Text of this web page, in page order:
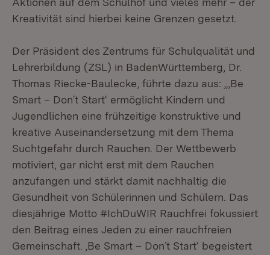
Kreativität sind hierbei keine Grenzen gesetzt.
Der Präsident des Zentrums für Schulqualität und
Lehrerbildung (ZSL) in BadenWürttemberg, Dr.
Thomas Riecke-Baulecke, führte dazu aus: „‚Be
Smart – Don´t Start‘ ermöglicht Kindern und
Jugendlichen eine frühzeitige konstruktive und
kreative Auseinandersetzung mit dem Thema
Suchtgefahr durch Rauchen. Der Wettbewerb
motiviert, gar nicht erst mit dem Rauchen
anzufangen und stärkt damit nachhaltig die
Gesundheit von Schülerinnen und Schülern. Das
diesjährige Motto #IchDuWIR Rauchfrei fokussiert
den Beitrag eines Jeden zu einer rauchfreien
Gemeinschaft. ‚Be Smart – Don´t Start‘ begeistert